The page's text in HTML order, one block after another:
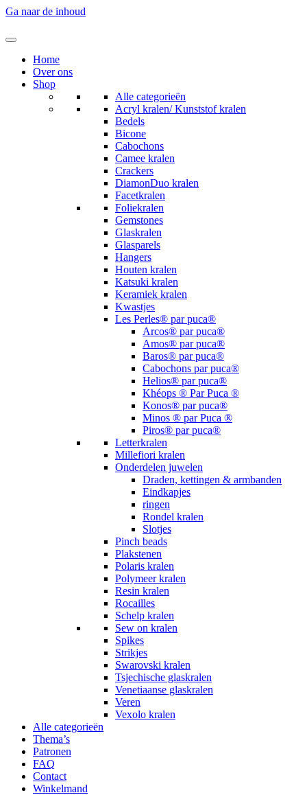
Ga naar de inhoud
Home
Over ons
Shop
Alle categorieën
Acryl kralen/ Kunststof kralen
Bedels
Bicone
Cabochons
Camee kralen
Crackers
DiamonDuo kralen
Facetkralen
Foliekralen
Gemstones
Glaskralen
Glasparels
Hangers
Houten kralen
Katsuki kralen
Keramiek kralen
Kwastjes
Les Perles® par puca®
Arcos® par puca®
Amos® par puca®
Baros® par puca®
Cabochons par puca®
Helios® par puca®
Khéops ® Par Puca ®
Konos® par puca®
Minos ® par Puca ®
Piros® par puca®
Letterkralen
Millefiori kralen
Onderdelen juwelen
Draden, kettingen & armbanden
Eindkapjes
ringen
Rondel kralen
Slotjes
Pinch beads
Plakstenen
Polaris kralen
Polymeer kralen
Resin kralen
Rocailles
Schelp kralen
Sew on kralen
Spikes
Strikjes
Swarovski kralen
Tsjechische glaskralen
Venetiaanse glaskralen
Veren
Vexolo kralen
Alle categorieën
Thema’s
Patronen
FAQ
Contact
Winkelmand